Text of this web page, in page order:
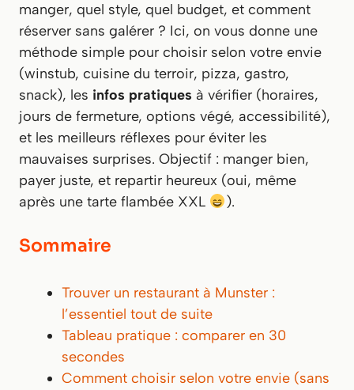
manger, quel style, quel budget, et comment
réserver sans galérer ? Ici, on vous donne une
méthode simple pour choisir selon votre envie
(winstub, cuisine du terroir, pizza, gastro,
snack), les infos pratiques à vérifier (horaires,
jours de fermeture, options végé, accessibilité),
et les meilleurs réflexes pour éviter les
mauvaises surprises. Objectif : manger bien,
payer juste, et repartir heureux (oui, même
après une tarte flambée XXL
).
Sommaire
Trouver un restaurant à Munster :
l’essentiel tout de suite
Tableau pratique : comparer en 30
secondes
Comment choisir selon votre envie (sans